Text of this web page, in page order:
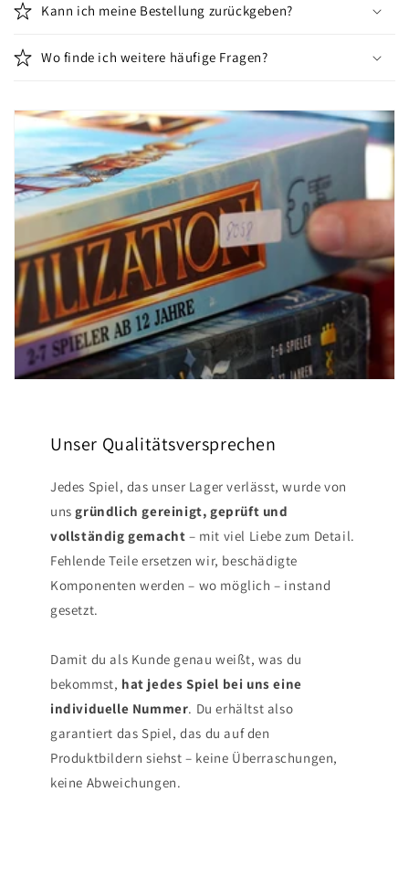
Kann ich meine Bestellung zurückgeben?
Wo finde ich weitere häufige Fragen?
Unser Qualitätsversprechen
Jedes Spiel, das unser Lager verlässt, wurde von
unsgründlich gereinigt, geprüft und
vollständig gemacht – mit viel Liebe zum Detail.
Fehlende Teile ersetzen wir, beschädigte
Komponenten werden – wo möglich – instand
gesetzt.
Damit du als Kunde genau weißt, was du
bekommst, hat jedes Spiel bei uns eine
individuelle Nummer. Du erhältst also
garantiert das Spiel, das du auf den
Produktbildern siehst – keine Überraschungen,
keine Abweichungen.